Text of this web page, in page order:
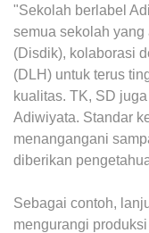
"Sekolah berlabel
semua sekolah
(Disdik), kolaborasi
(DLH) untuk terus
kualitas. TK, SD
Adiwiyata. Standar
menangangani
diberikan
Sebagai contoh,
mengurangi